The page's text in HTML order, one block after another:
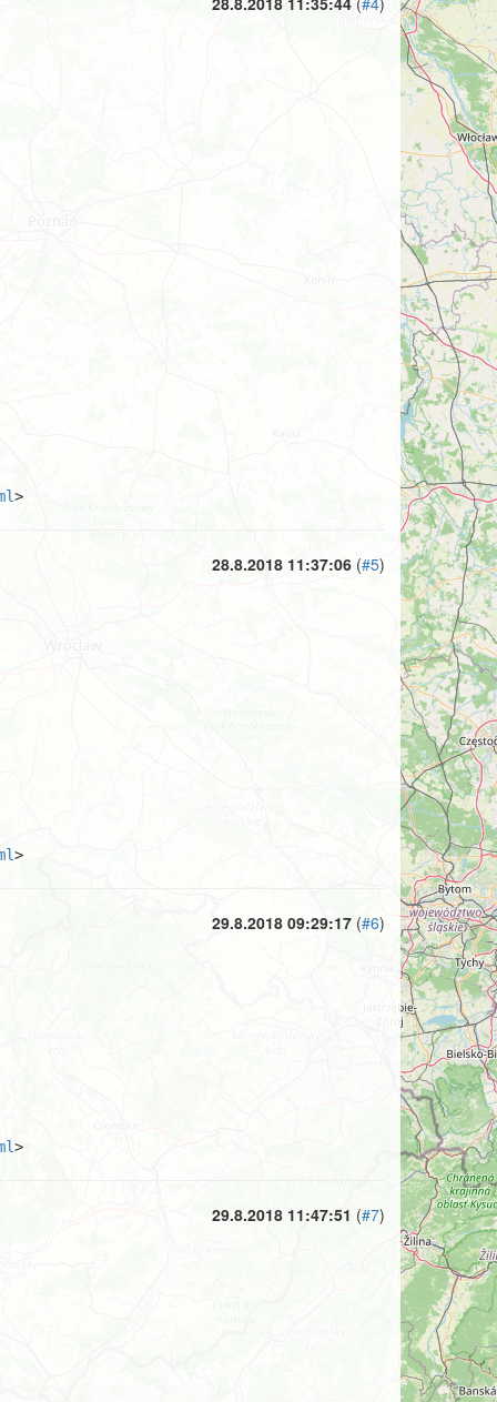
>
28.8.2018 11:37:06 (#5)
>
29.8.2018 09:29:17 (#6)
>
29.8.2018 11:47:51 (#7)